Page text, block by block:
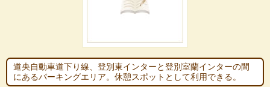
道央自動車道下り線、登別東インターと登別室蘭インターの間
にあるパーキングエリア。休憩スポットとして利用できる。